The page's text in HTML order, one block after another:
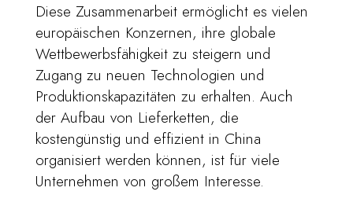
Diese Zusammenarbeit ermöglicht es vielen
europäischen Konzernen, ihre globale
Wettbewerbsfähigkeit zu steigern und
Zugang zu neuen Technologien und
Produktionskapazitäten zu erhalten. Auch
der Aufbau von Lieferketten, die
kostengünstig und effizient in China
organisiert werden können, ist für viele
Unternehmen von großem Interesse.